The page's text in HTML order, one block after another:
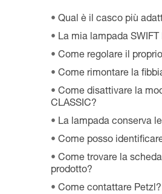
Qual è il casco più
La mia lampada
Come regolare il
Come rimontare la
Come disattivare la
CLASSIC?
La lampada conserva
Come posso
Come trovare la
prodotto?
Come contattare Petzl?